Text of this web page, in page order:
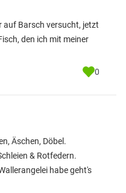
auf Barsch versucht, jetzt
den ich mit meiner
0
Äschen, Döbel.
& Rotfedern.
habe geht's